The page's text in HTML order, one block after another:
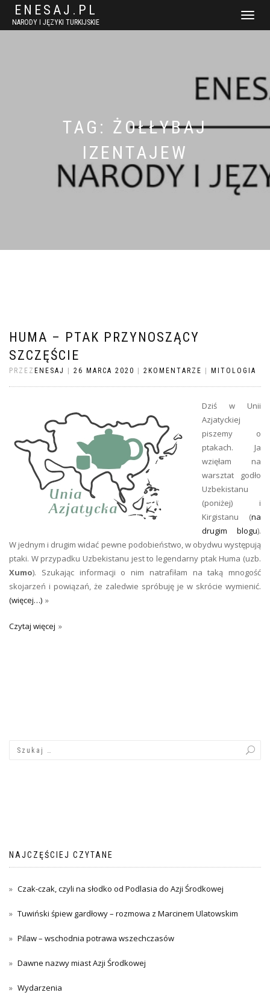
ENESAJ.PL
NARODY I JĘZYKI TURKIJSKIE
WŁĄCZ
TAG: ŻOŁŁYBAJ
IZENTAJEW
HUMA – PTAK PRZYNOSZĄCY
SZCZĘŚCIE
PRZEZ ENESAJ 26 MARCA 2020 2KOMENTARZE MITOLOGIA
Dziś w Unii
Azjatyckiej
piszemy o
ptakach. Ja
wzięłam na
warsztat godło
Uzbekistanu
(poniżej) i
Kirgistanu (na
drugim blogu).
W jednym i drugim widać pewne podobieństwo, w obydwu występują
ptaki. W przypadku Uzbekistanu jest to legendarny ptak Huma (uzb.
Xumo). Szukając informacji o nim natrafiłam na taką mnogość
skojarzeń i powiązań, że zaledwie spróbuję je w skrócie wymienić.
(więcej…)
Czytaj więcej
NAJCZĘŚCIEJ CZYTANE
Czak-czak, czyli na słodko od Podlasia do Azji Środkowej
Tuwiński śpiew gardłowy – rozmowa z Marcinem Ulatowskim
Pilaw – wschodnia potrawa wszechczasów
Dawne nazwy miast Azji Środkowej
Wydarzenia